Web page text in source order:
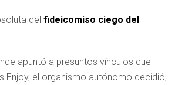
del fideicomiso ciego del
apuntó a presuntos vínculos que
Enjoy, el organismo autónomo decidió,